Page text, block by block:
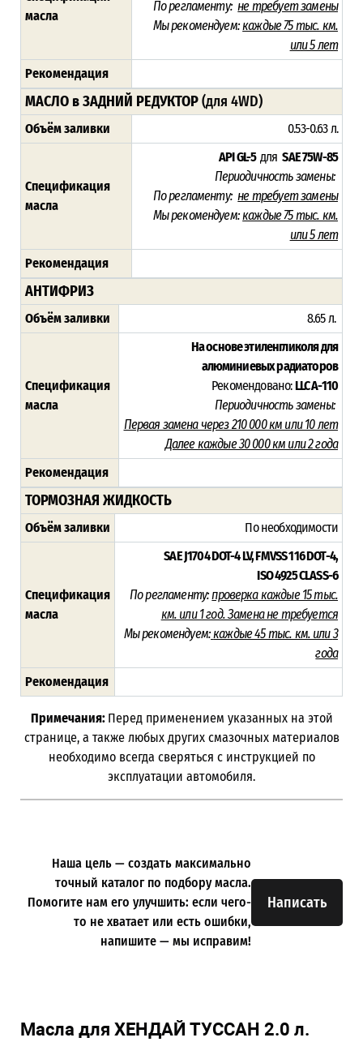
масла
По регламенту: не требует замены
Мы рекомендуем: каждые 75 тыс. км.
или 5 лет
Рекомендация
МАСЛО в ЗАДНИЙ РЕДУКТОР(для 4WD)
Объём заливки 0.53-0.63 л.
Спецификация
масла
API GL-5 дляSAE 75W-85
Периодичность замены:
По регламенту: не требует замены
Мы рекомендуем: каждые 75 тыс. км.
или 5 лет
Рекомендация
АНТИФРИЗ
Объём заливки 8.65 л.
Спецификация
масла
На основе этиленгликоля для
алюминиевых радиаторов
Рекомендовано:LLC A-110
Периодичность замены:
Первая замена через 210 000 км или 10 лет
Далее каждые 30 000 км или 2 года
Рекомендация
ТОРМОЗНАЯ ЖИДКОСТЬ
Объём заливки По необходимости
Спецификация
масла
SAE J1704 DOT-4 LV,FMVSS 116 DOT-4,
ISO 4925 CLASS-6
По регламенту: проверка каждые 15 тыс.
км. или 1 год. Замена не требуется
Мы рекомендуем: каждые 45 тыс. км. или3
года
Рекомендация
Примечания: Перед применением указанных на этой
странице, а также любых других смазочных материалов
необходимо всегда сверяться с инструкцией по
эксплуатации автомобиля.
Написать
Наша цель — создать максимально
точный каталог по подбору масла.
Помогите нам его улучшить: если чего-
то не хватает или есть ошибки,
напишите — мы исправим!
Масла для ХЕНДАЙ ТУССАН 2.0 л.